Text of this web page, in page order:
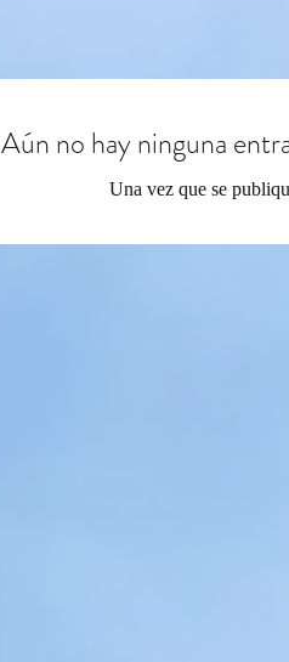
Aún no hay ninguna
Una vez que se